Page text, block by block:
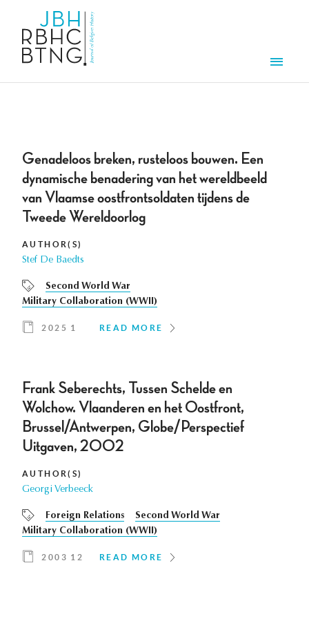
Genadeloos breken, rusteloos bouwen. Een
dynamische benadering van het wereldbeeld
van Vlaamse oostfrontsoldaten tijdens de
Tweede Wereldoorlog
AUTHOR(S)
Stef De Baedts
Second World War
Military Collaboration (WWII)
2025 1 READ MORE
Frank Seberechts, Tussen Schelde en
Wolchow. Vlaanderen en het Oostfront,
Brussel/Antwerpen, Globe/Perspectief
Uitgaven, 2002
AUTHOR(S)
Georgi Verbeeck
Foreign Relations
Second World War
Military Collaboration (WWII)
2003 12 READ MORE